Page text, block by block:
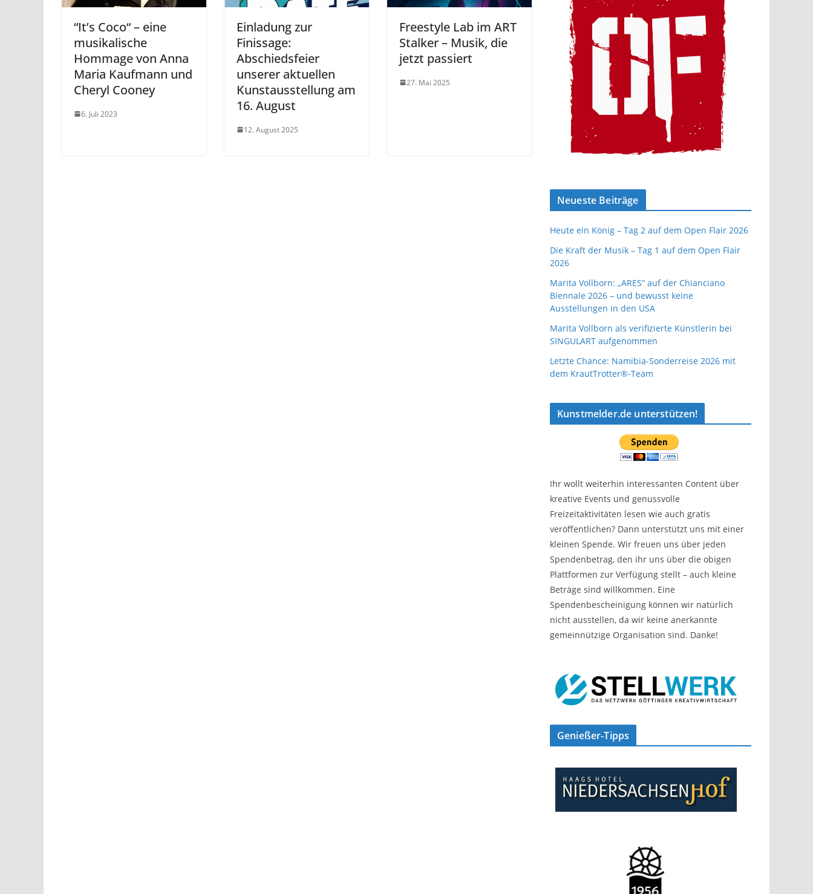
“It’s Coco“ – eine
musikalische
Hommage von Anna
Maria Kaufmann und
Cheryl Cooney
6. Juli 2023
Einladung zur
Finissage:
Abschiedsfeier
unserer aktuellen
Kunstausstellung am
16. August
12. August 2025
Freestyle Lab im ART
Stalker – Musik, die
jetzt passiert
27. Mai 2025
Neueste Beiträge
Heute ein König – Tag 2 auf dem Open Flair 2026
Die Kraft der Musik – Tag 1 auf dem Open Flair
2026
Marita Vollborn: „ARES“ auf der Chianciano
Biennale 2026 – und bewusst keine
Ausstellungen in den USA
Marita Vollborn als verifizierte Künstlerin bei
SINGULART aufgenommen
Letzte Chance: Namibia-Sonderreise 2026 mit
dem KrautTrotter®-Team
Kunstmelder.de unterstützen!
Ihr wollt weiterhin interessanten Content über
kreative Events und genussvolle
Freizeitaktivitäten lesen wie auch gratis
veröffentlichen? Dann unterstützt uns mit einer
kleinen Spende. Wir freuen uns über jeden
Spendenbetrag, den ihr uns über die obigen
Plattformen zur Verfügung stellt – auch kleine
Beträge sind willkommen. Eine
Spendenbescheinigung können wir natürlich
nicht ausstellen, da wir keine anerkannte
gemeinnützige Organisation sind. Danke!
Genießer-Tipps